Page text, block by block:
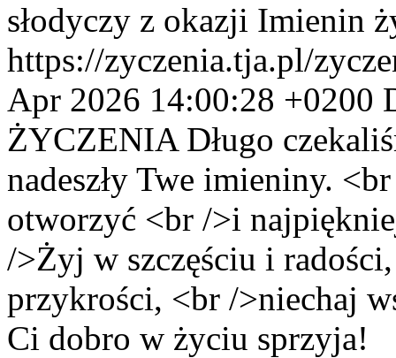
słodyczy z okazji Imienin
https://zyczenia.tja.pl/
Apr 2026 14:00:28 +0200
ŻYCZENIA Długo
nadeszły Twe imieniny.
otworzyć <br />i
/>Żyj w szczęściu i
przykrości, <br />niechaj
Ci dobro w życiu sprzyja!